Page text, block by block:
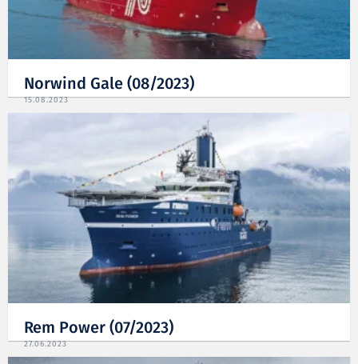
Norwind Gale (08/2023)
15.08.2023
Rem Power (07/2023)
27.06.2023